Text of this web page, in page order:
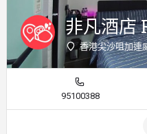
非凡酒店
香港尖沙咀加連
95100388